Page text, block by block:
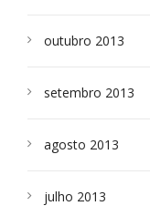
outubro 2013
setembro 2013
agosto 2013
julho 2013